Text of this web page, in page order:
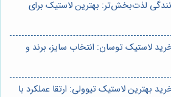
لذت‌بخش‌تر: بهترین لاستیک برای
لاستیک توسان: انتخاب سایز، برند و
بهترین لاستیک تیوولی: ارتقا عملکرد با